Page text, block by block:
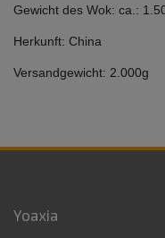
Gewicht des Wok: ca.:
Herkunft: China
Versandgewicht: 2.000g
Yoaxia